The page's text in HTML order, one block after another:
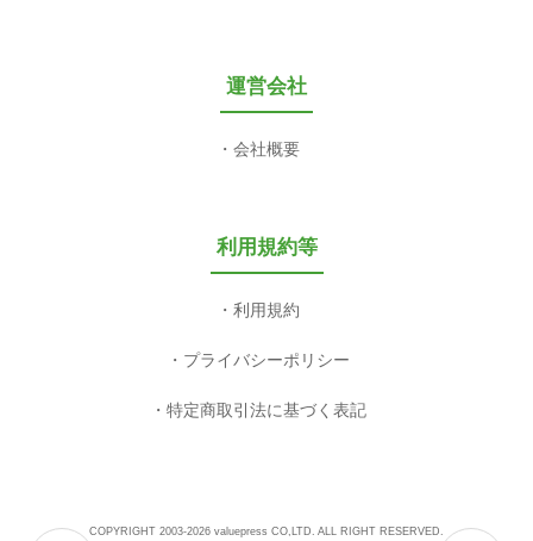
運営会社
会社概要
利用規約等
利用規約
プライバシーポリシー
特定商取引法に基づく表記
COPYRIGHT 2003-2026 valuepress CO,LTD. ALL RIGHT RESERVED.